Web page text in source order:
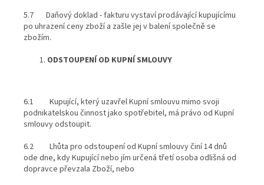
5.7 Daňový doklad - fakturu vystaví prodávající kupujícímu
po uhrazení ceny zboží a zašle jej v balení společně se
zbožím.
ODSTOUPENÍ OD KUPNÍ SMLOUVY
6.1 Kupující, který uzavřel Kupní smlouvu mimo svoji
podnikatelskou činnost jako spotřebitel, má právo od Kupní
smlouvy odstoupit.
6.2 Lhůta pro odstoupení od Kupní smlouvy činí 14 dnů
ode dne, kdy Kupující nebo jím určená třetí osoba odlišná od
dopravce převzala Zboží, nebo